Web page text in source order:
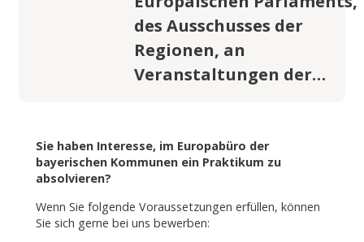
des Ausschusses der
Regionen, an
Veranstaltungen der…
Sie haben Interesse, im Europabüro der
bayerischen Kommunen ein Praktikum zu
absolvieren?
Wenn Sie folgende Voraussetzungen erfüllen, können
Sie sich gerne bei uns bewerben: